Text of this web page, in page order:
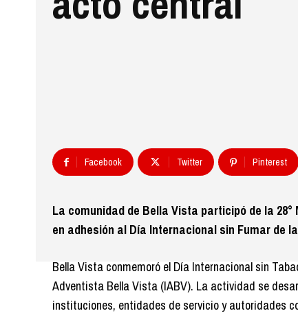
Facebook Twitter Pinterest
La comunidad de Bella Vista participó de la
en adhesión al Día Internacional sin Fumar de
Bella Vista conmemoró el Día Internacional sin
Adventista Bella Vista (IABV). La actividad se
instituciones, entidades de servicio y autoridades